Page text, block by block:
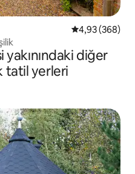
5 üzerinden
4,93 (368)
diğer
tatil yerleri